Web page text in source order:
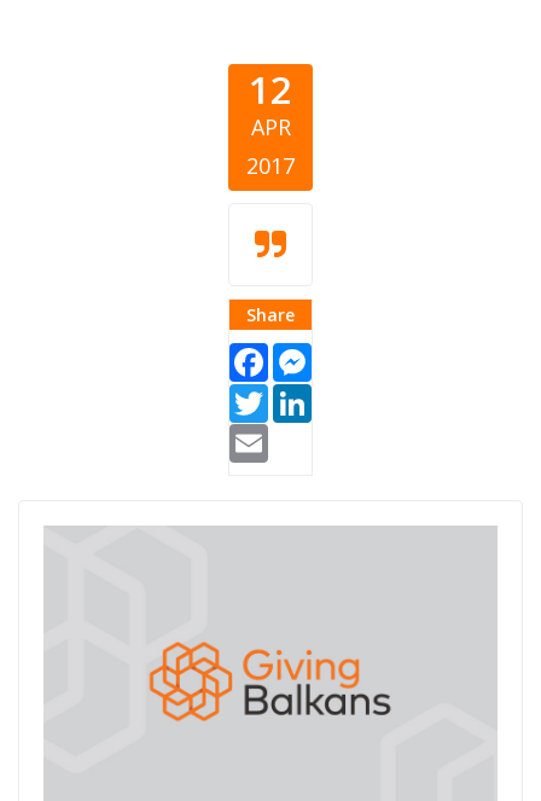
12
APR
2017
Share
Facebook
Twitter